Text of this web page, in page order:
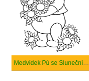
Medvídek Pú se Slunečnicemi